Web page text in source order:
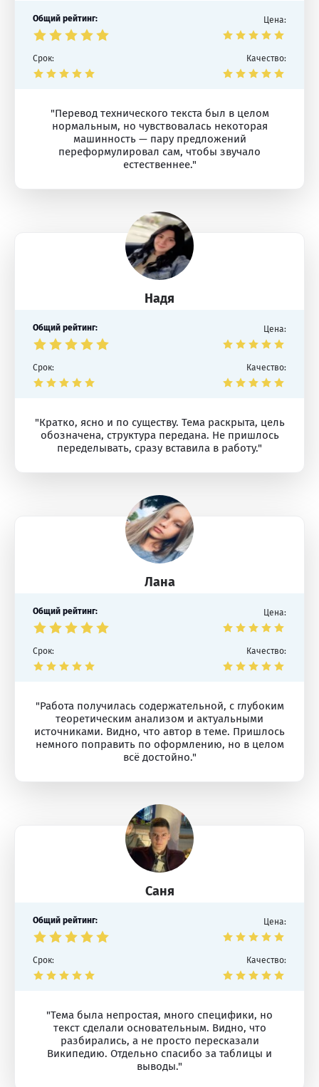
Общий рейтинг: Цена:
Срок: Качество:
"Перевод технического текста был в целом
нормальным, но чувствовалась некоторая
машинность — пару предложений
переформулировал сам, чтобы звучало
естественнее."
Надя
Общий рейтинг: Цена:
Срок: Качество:
"Кратко, ясно и по существу. Тема раскрыта, цель
обозначена, структура передана. Не пришлось
переделывать, сразу вставила в работу."
Лана
Общий рейтинг: Цена:
Срок: Качество:
"Работа получилась содержательной, с глубоким
теоретическим анализом и актуальными
источниками. Видно, что автор в теме. Пришлось
немного поправить по оформлению, но в целом
всё достойно."
Саня
Общий рейтинг: Цена:
Срок: Качество:
"Тема была непростая, много специфики, но
текст сделали основательным. Видно, что
разбирались, а не просто пересказали
Википедию. Отдельно спасибо за таблицы и
выводы."